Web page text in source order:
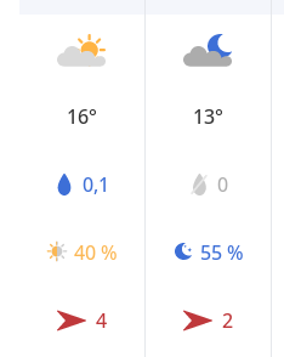
16°
0,1
40 %
4
13°
0
55 %
2